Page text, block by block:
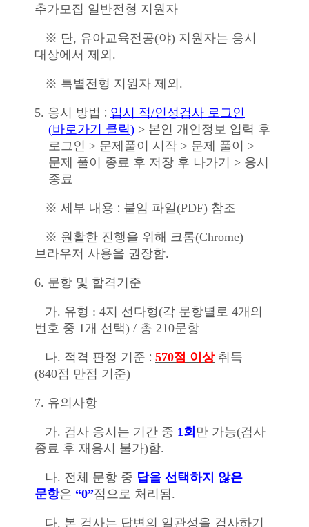
추가모집 일반전형 지원자
※ 단, 유아교육전공(야) 지원자는 응시
대상에서 제외 .
※ 특별전형 지원자 제외 .
5. 응시 방법 : 입시 적/인성검사 로그인
(바로가기 클릭) > 본인 개인정보 입력 후
로그인 > 문제풀이 시작 > 문제 풀이 >
문제 풀이 종료 후 저장 후 나가기 > 응시
종료
※ 세부 내용 : 붙임 파일(PDF) 참조
※ 원활한 진행을 위해 크롬(Chrome)
브라우저 사용을 권장함.
6. 문항 및 합격기준
가. 유형 : 4지 선다형(각 문항별로 4개의
번호 중 1개 선택) / 총 210문항
나. 적격 판정 기준 : 570점 이상 취득
(840점 만점 기준)
7. 유의사항
가. 검사 응시는 기간 중 1회 만 가능(검사
종료 후 재응시 불가)함.
나. 전체 문항 중 답을 선택하지 않은
문항은 “0”점으로 처리됨 .
다. 본 검사는 답변의 일관성을 검사하기